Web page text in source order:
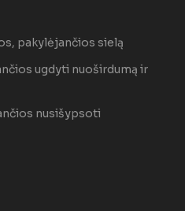
pakylėjančios sielą
ugdyti nuoširdumą ir
nusišypsoti